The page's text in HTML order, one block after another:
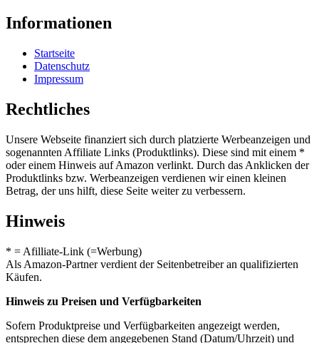
Informationen
Startseite
Datenschutz
Impressum
Rechtliches
Unsere Webseite finanziert sich durch platzierte Werbeanzeigen und
sogenannten Affiliate Links (Produktlinks). Diese sind mit einem *
oder einem Hinweis auf Amazon verlinkt. Durch das Anklicken der
Produktlinks bzw. Werbeanzeigen verdienen wir einen kleinen
Betrag, der uns hilft, diese Seite weiter zu verbessern.
Hinweis
* = Afilliate-Link (=Werbung)
Als Amazon-Partner verdient der Seitenbetreiber an qualifizierten
Käufen.
Hinweis zu Preisen und Verfügbarkeiten
Sofern Produktpreise und Verfügbarkeiten angezeigt werden,
entsprechen diese dem angegebenen Stand (Datum/Uhrzeit) und